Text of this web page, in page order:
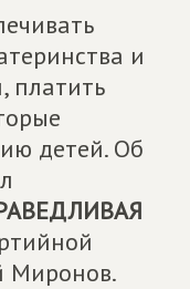
и
платить
детей. Об
Миронов.